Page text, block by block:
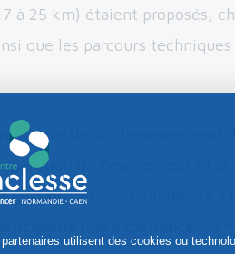
à 25 km) étaient proposés,
que les parcours
partie sur l’engagement
de l’événement et le
gestion des ravitaillements à
une expérience
utilisent des cookies ou